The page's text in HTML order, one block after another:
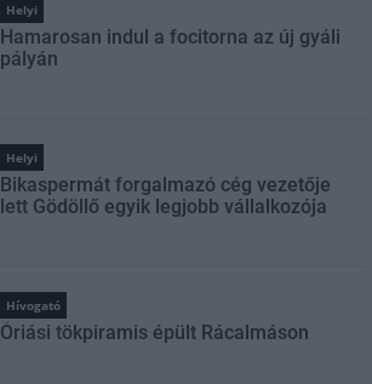
Helyi
Hamarosan indul a focitorna az új gyáli
pályán
Helyi
Bikaspermát forgalmazó cég vezetője
lett Gödöllő egyik legjobb vállalkozója
Hívogató
Óriási tökpiramis épült Rácalmáson